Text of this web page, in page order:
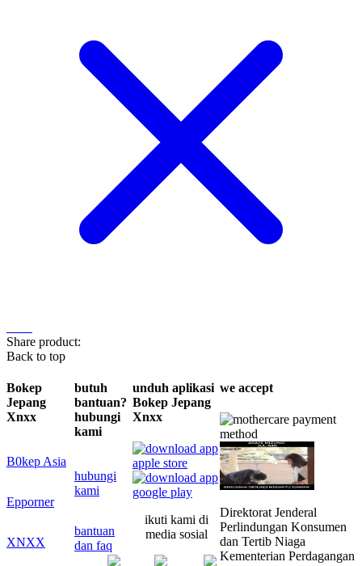
Share product:
Back to top
Bokep
Jepang
Xnxx
B0kep Asia
Epporner
XNXX
butuh
bantuan?
hubungi
kami
hubungi
kami
bantuan
dan faq
unduh aplikasi
Bokep Jepang
Xnxx
ikuti kami di
media sosial
we accept
Direktorat Jenderal
Perlindungan Konsumen
dan Tertib Niaga
Kementerian Perdagangan